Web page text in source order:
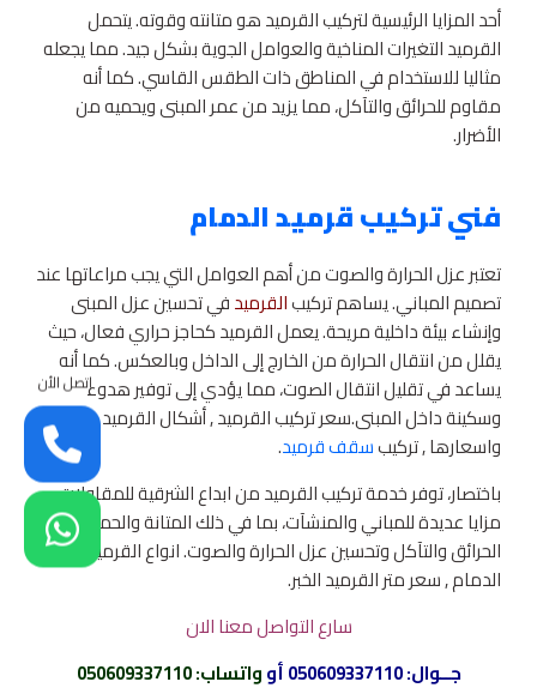
أحد المزايا الرئيسية لتركيب القرميد هو متانته وقوته. يتحمل
القرميد التغيرات المناخية والعوامل الجوية بشكل جيد. مما يجعله
مثاليا للاستخدام في المناطق ذات الطقس القاسي. كما أنه
مقاوم للحرائق والتآكل، مما يزيد من عمر المبنى ويحميه من
الأضرار.
فني تركيب قرميد الدمام
تعتبر عزل الحرارة والصوت من أهم العوامل التي يجب مراعاتها عند
تصميم المباني. يساهم تركيبالقرميدفي تحسين عزل المبنى
وإنشاء بيئة داخلية مريحة. يعمل القرميد كحاجز حراري فعال، حيث
يقلل من انتقال الحرارة من الخارج إلى الداخل وبالعكس. كما أنه
يساعد في تقليل انتقال الصوت، مما يؤدي إلى توفير هدوء
وسكينة داخل المبنى.سعر تركيب القرميد , أشكال القرميد
واسعارها , تركيبسقف قرميد.
باختصار، توفر خدمة تركيب القرميد من ابداع الشرقية للمقاولات
مزايا عديدة للمباني والمنشآت، بما في ذلك المتانة والحماية من
الحرائق والتآكل وتحسين عزل الحرارة والصوت. انواع القرميد
الدمام , سعر متر القرميد الخبر.
سارع التواصل معنا الان
جــوال:050609337110 أوواتساب:
050609337110
اتصل الأن